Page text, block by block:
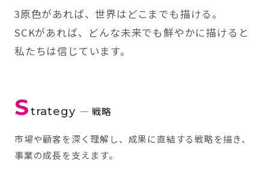
3原色があれば、世界はどこまでも描ける。
SCKがあれば、どんな未来でも鮮やかに描けると
私たちは信じています。
Strategy — 戦略
市場や顧客を深く理解し、成果に直結する戦略を描き、
事業の成長を支えます。